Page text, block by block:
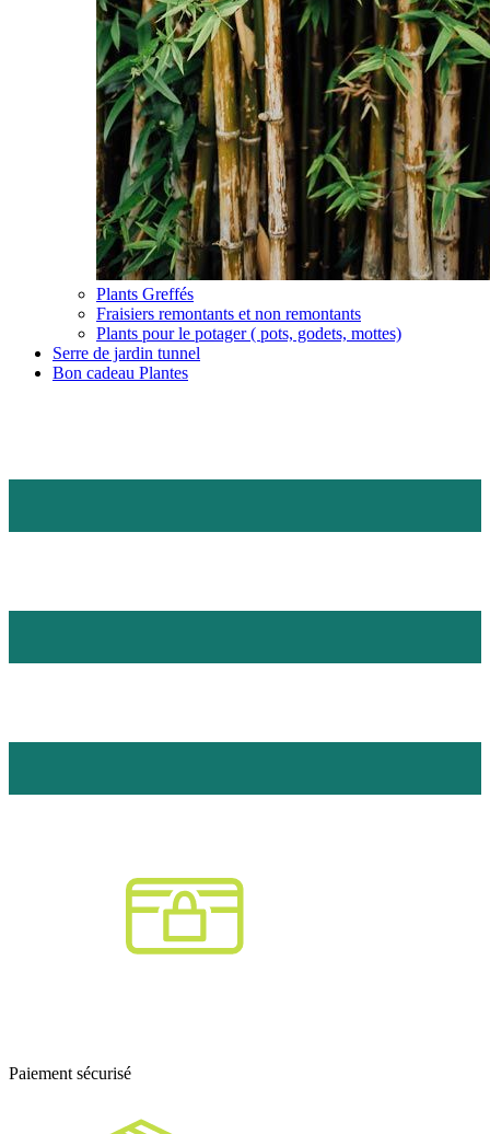
Plants Greffés
Fraisiers remontants et non remontants
Plants pour le potager ( pots, godets, mottes)
Serre de jardin tunnel
Bon cadeau Plantes
Paiement sécurisé